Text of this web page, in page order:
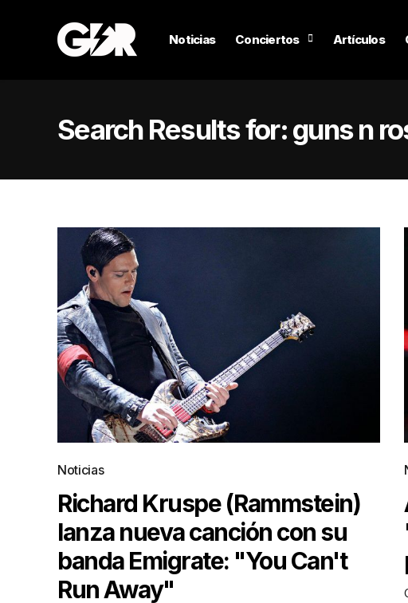
Noticias Conciertos Artículos
Search Results for:guns n
Noticias
Richard Kruspe (Rammstein)
lanza nueva canción con su
banda Emigrate: "You Can't
Run Away"